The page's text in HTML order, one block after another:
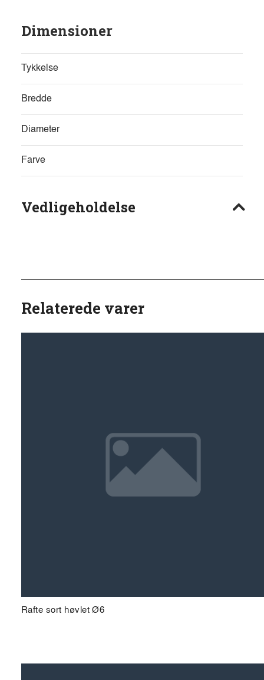
Dimensioner
Tykkelse
Bredde
Diameter
Farve
Vedligeholdelse
Relaterede varer
Rafte sort høvlet Ø6